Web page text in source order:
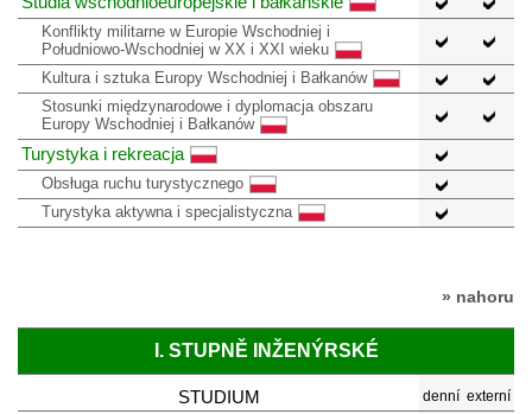
Konflikty militarne w Europie Wschodniej i
Południowo-Wschodniej w XX i XXI wieku
Kultura i sztuka Europy Wschodniej i Bałkanów
Stosunki międzynarodowe i dyplomacja obszaru
Europy Wschodniej i Bałkanów
Turystyka i rekreacja
Obsługa ruchu turystycznego
Turystyka aktywna i specjalistyczna
» nahoru
I. STUPNĚ INŽENÝRSKÉ
STUDIUM denní externí